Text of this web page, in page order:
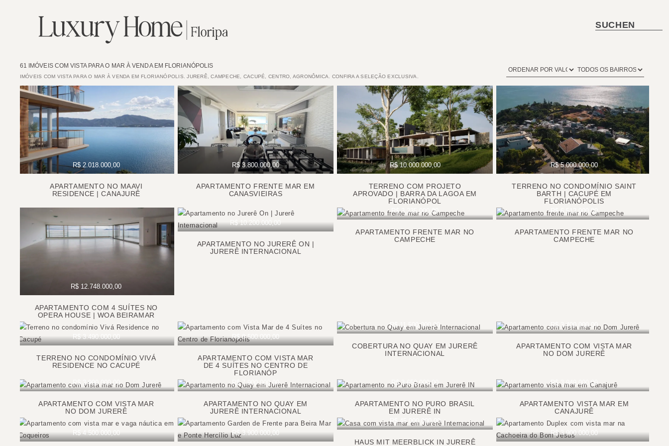
SUCHEN
61 IMÓVEIS COM VISTA PARA O MAR À VENDA EM FLORIANÓPOLIS
IMÓVEIS COM VISTA PARA O MAR À VENDA EM FLORIANÓPOLIS. JURERÊ, CAMPECHE, CACUPÉ, CENTRO, AGRONÔMICA. CONFIRA A SELEÇÃO EXCLUSIVA.
R$ 2.018.000,00
APARTAMENTO NO MAAVI
RESIDENCE | CANAJURÊ
R$ 3.800.000,00
APARTAMENTO FRENTE MAR EM
CANASVIEIRAS
R$ 10.000.000,00
TERRENO COM PROJETO
APROVADO | BARRA DA LAGOA EM
FLORIANÓPOL
R$ 5.000.000,00
TERRENO NO CONDOMÍNIO SAINT
BARTH | CACUPÉ EM
FLORIANÓPOLIS
R$ 12.748.000,00
APARTAMENTO COM 4 SUÍTES NO
OPERA HOUSE | WOA BEIRAMAR
R$ 10.200.000,00
APARTAMENTO NO JURERÊ ON |
JURERÊ INTERNACIONAL
R$ 3.235.000,00
APARTAMENTO FRENTE MAR NO
CAMPECHE
R$ 6.512.000,00
APARTAMENTO FRENTE MAR NO
CAMPECHE
R$ 3.490.000,00
TERRENO NO CONDOMÍNIO VIVÁ
RESIDENCE NO CACUPÉ
R$ 9.500.000,00
APARTAMENTO COM VISTA MAR
DE 4 SUÍTES NO CENTRO DE
FLORIANÓP
R$ 11.500.000,00
COBERTURA NO QUAY EM JURERÊ
INTERNACIONAL
R$ 3.400.000,00
APARTAMENTO COM VISTA MAR
NO DOM JURERÊ
R$ 3.990.000,00
APARTAMENTO COM VISTA MAR
NO DOM JURERÊ
R$ 7.900.000,00
APARTAMENTO NO QUAY EM
JURERÊ INTERNACIONAL
R$ 3.650.000,00
APARTAMENTO NO PURO BRASIL
EM JURERÊ IN
R$ 3.949.000,00
APARTAMENTO VISTA MAR EM
CANAJURÊ
R$ 4.500.000,00 R$ 3.900.000,00
R$ 45.000.000,00
HAUS MIT MEERBLICK IN JURERÊ
R$ 3.900.000,00